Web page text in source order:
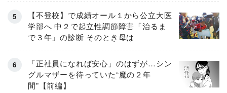
【不登校】で成績オール１から公立大医
学部へ 中２で起立性調節障害「治るま
で３年」の診断 そのとき母は
「正社員になれば安心」のはずが…シン
グルマザーを待っていた“魔の２年
間”【前編】